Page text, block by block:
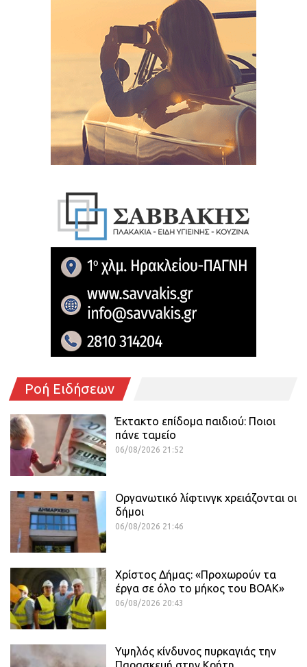
Ροή Ειδήσεων
Έκτακτο επίδομα παιδιού: Ποιοι
πάνε ταμείο
06/08/2026 21:52
Οργανωτικό λίφτινγκ χρειάζονται οι
δήμοι
06/08/2026 21:46
Χρίστος Δήμας: «Προχωρούν τα
έργα σε όλο το μήκος του ΒΟΑΚ»
06/08/2026 20:43
Υψηλός κίνδυνος πυρκαγιάς την